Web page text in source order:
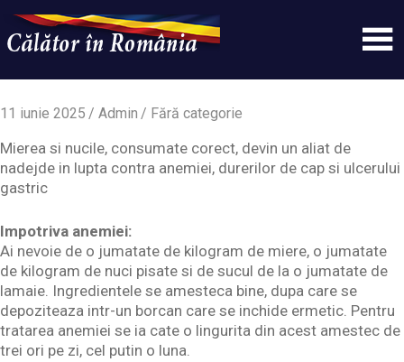
content
Calatorinromania
simplu
WordPress
11 iunie 2025 Admin Fără categorie
Mierea si nucile, consumate corect, devin un aliat de
nadejde in lupta contra anemiei, durerilor de cap si ulcerului
gastric
Impotriva anemiei:
Ai nevoie de o jumatate de kilogram de miere, o jumatate
de kilogram de nuci pisate si de sucul de la o jumatate de
lamaie. Ingredientele se amesteca bine, dupa care se
depoziteaza intr-un borcan care se inchide ermetic. Pentru
tratarea anemiei se ia cate o lingurita din acest amestec de
trei ori pe zi, cel putin o luna.